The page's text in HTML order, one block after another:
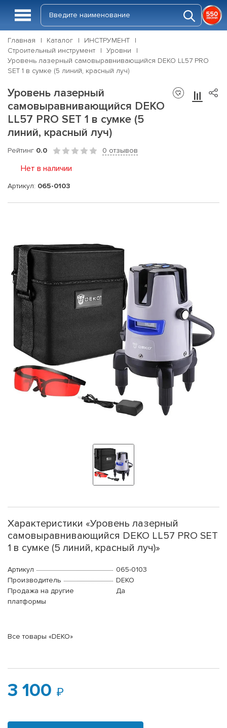
Главная Каталог
ИНСТРУМЕНТ
Строительный инструмент
Уровни
Уровень лазерный самовыравнивающийся DEKO LL57 PRO
SET 1 в сумке (5 линий, красный луч)
Уровень лазерный
самовыравнивающийся DEKO
LL57 PRO SET 1 в сумке (5
линий, красный луч)
Рейтинг 0.0 0 отзывов
Нет в наличии
Артикул: 065-0103
Характеристики «Уровень лазерный
самовыравнивающийся DEKO LL57 PRO SET
1 в сумке (5 линий, красный луч)»
Артикул
065-0103
Производитель
DEKO
Продажа на другие
платформы
Да
Все товары «DEKO»
3 100